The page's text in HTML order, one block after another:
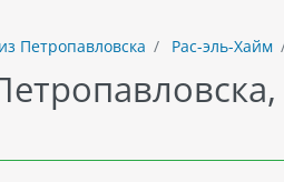
Петропавловска Рас-эль-Хайм